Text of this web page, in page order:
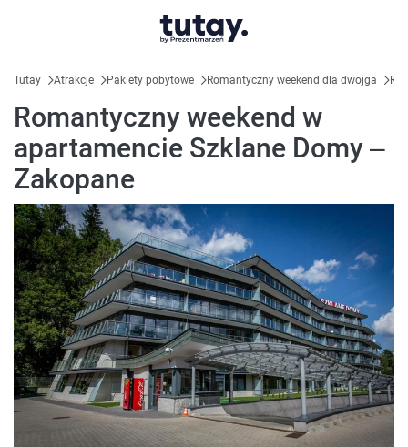
Tutay Atrakcje Pakiety pobytowe Romantyczny weekend dla dwojga
Romantyczny weekend w
apartamencie Szklane Domy –
Zakopane